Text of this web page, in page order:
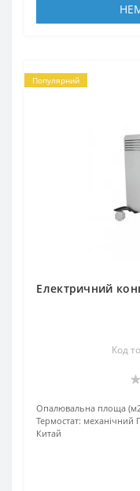
Популярний
Електричний
Код
Опалювальна площа
Термостат: механічний
Китай